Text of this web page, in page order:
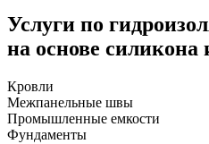
Услуги по
на основе силикона
Кровли
Межпанельные швы
Промышленные емкости
Фундаменты